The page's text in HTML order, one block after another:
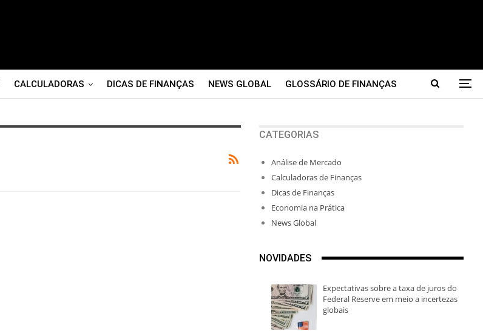
CALCULADORAS DICAS DE FINANÇAS NEWS GLOBAL GLOSSÁRIO DE FINANÇAS
CATEGORIAS
Análise de Mercado
Calculadoras de Finanças
Dicas de Finanças
Economia na Prática
News Global
NOVIDADES
Expectativas sobre a taxa de juros do
Federal Reserve em meio a incertezas
globais